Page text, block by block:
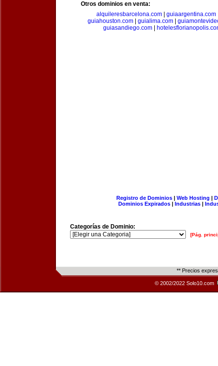
Otros dominios en venta:
alquileresbarcelona.com| guiaargentina.com
guiahouston.com| guialima.com|
guiasandiego.com
Registro de Dominios| Web Hosting |
Dominios Expirados | Industrias |
Categorías de Dominio:
[Pág.
** Precios
© 2002/2022 Solo10.com